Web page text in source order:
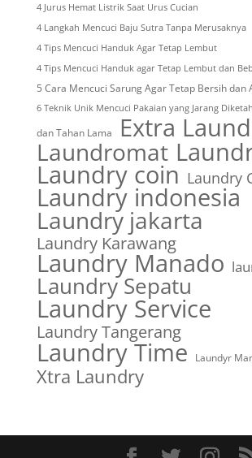
4 Jurus Hemat Listrik Saat Urus Cucian
4 Langkah Mencuci Baju Sutra Tanpa Merusaknya
4 Tips Mencuci Handuk Agar Tetap Lembut
4 Tips Mencuci Handuk agar Tetap Lembut dan
5 Cara Mencuci Sarung Agar Tetap Bersih dan
6 Teknik Unik Mencuci Pakaian yang Jarang
dan Tahan Lama Extra
Laundromat
Laundry coin Laundry
Laundry indonesia
Laundry jakarta
Laundry Karawang
Laundry Manado
Laundry Sepatu
Laundry Service
Laundry Tangerang
Laundry Time Laundyr
Xtra Laundry